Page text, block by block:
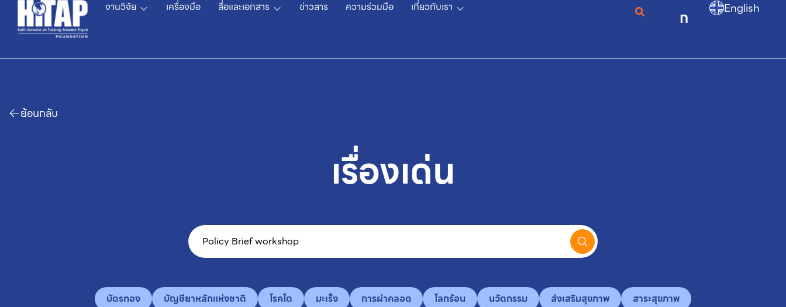
งานวิจัย เครื่องมือ สื่อและเอกสาร ข่าวสาร ความร่วมมือ เกี่ยวกับเรา
ก English
ย้อนกลับ
เรื่องเด่น
บัตรทอง บัญชียาหลักแห่งชาติ โรคไต มะเร็ง การผ่าคลอด โลกร้อน นวัตกรรม ส่งเสริมสุขภาพ สาระสุขภาพ